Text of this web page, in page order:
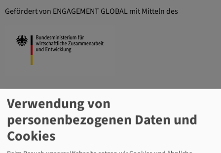
Gefördert von ENGAGEMENT GLOBAL mit Mitteln des
Verwendung von
personenbezogenen Daten und
Cookies